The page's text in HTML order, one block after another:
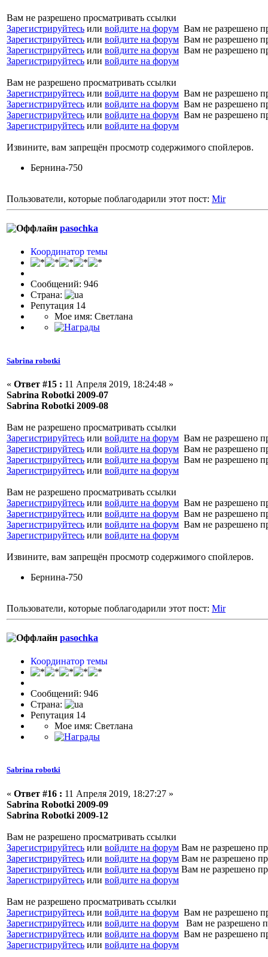
Вам не разрешено просматривать ссылки
Зарегистрируйтесь или войдите на форум Вам не разрешено
Зарегистрируйтесь или войдите на форум Вам не разрешено
Зарегистрируйтесь или войдите на форум Вам не разрешено
Зарегистрируйтесь или войдите на форум
Вам не разрешено просматривать ссылки
Зарегистрируйтесь или войдите на форум Вам не разрешено
Зарегистрируйтесь или войдите на форум Вам не разрешено
Зарегистрируйтесь или войдите на форум Вам не разрешено
Зарегистрируйтесь или войдите на форум
Извините, вам запрещён просмотр содержимого спойлеров.
Бернина-750
Пользователи, которые поблагодарили этот пост: Mir
pasochka
Координатор темы
Сообщений: 946
Страна:
Репутация 14
Мое имя: Светлана
Sabrina robotki
« Ответ #15 : 11 Апреля 2019, 18:24:48 »
Sabrina Robotki 2009-07
Sabrina Robotki 2009-08
Вам не разрешено просматривать ссылки
Зарегистрируйтесь или войдите на форум Вам не разрешено
Зарегистрируйтесь или войдите на форум Вам не разрешено
Зарегистрируйтесь или войдите на форум Вам не разрешено
Зарегистрируйтесь или войдите на форум
Вам не разрешено просматривать ссылки
Зарегистрируйтесь или войдите на форум Вам не разрешено
Зарегистрируйтесь или войдите на форум Вам не разрешено
Зарегистрируйтесь или войдите на форум Вам не разрешено
Зарегистрируйтесь или войдите на форум
Извините, вам запрещён просмотр содержимого спойлеров.
Бернина-750
Пользователи, которые поблагодарили этот пост: Mir
pasochka
Координатор темы
Сообщений: 946
Страна:
Репутация 14
Мое имя: Светлана
Sabrina robotki
« Ответ #16 : 11 Апреля 2019, 18:27:27 »
Sabrina Robotki 2009-09
Sabrina Robotki 2009-12
Вам не разрешено просматривать ссылки
Зарегистрируйтесь или войдите на форум Вам не разрешено
Зарегистрируйтесь или войдите на форум Вам не разрешено
Зарегистрируйтесь или войдите на форум Вам не разрешено
Зарегистрируйтесь или войдите на форум
Вам не разрешено просматривать ссылки
Зарегистрируйтесь или войдите на форум Вам не разрешено
Зарегистрируйтесь или войдите на форум Вам не разрешено
Зарегистрируйтесь или войдите на форум Вам не разрешено
Зарегистрируйтесь или войдите на форум